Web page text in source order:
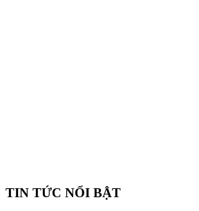
TIN TỨC NỔI BẬT